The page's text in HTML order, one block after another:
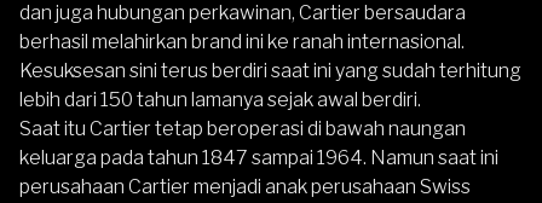
dan juga hubungan perkawinan, Cartier bersaudara
berhasil melahirkan brand ini ke ranah internasional.
Kesuksesan sini terus berdiri saat ini yang sudah terhitung
lebih dari 150 tahun lamanya sejak awal berdiri.
Saat itu Cartier tetap beroperasi di bawah naungan
keluarga pada tahun 1847 sampai 1964. Namun saat ini
perusahaan Cartier menjadi anak perusahaan Swiss